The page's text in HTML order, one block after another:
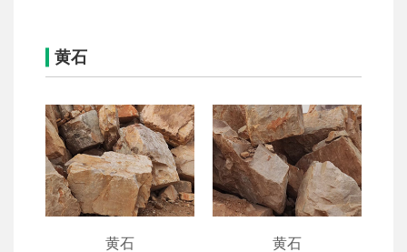
黄石
黄石 黄石